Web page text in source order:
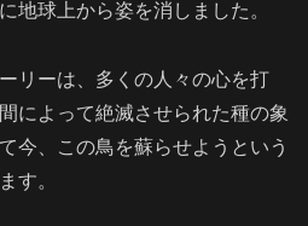
地球上から姿を消しました。
リーは、多くの人々の心を打
によって絶滅させられた種の象
今、この鳥を蘇らせようという
す。